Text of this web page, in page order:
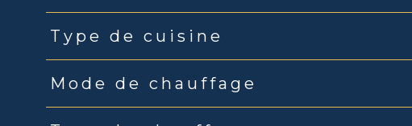
Type de cuisine
Mode de chauffage